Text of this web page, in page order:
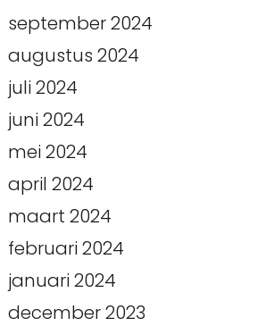
september 2024
augustus 2024
juli 2024
juni 2024
mei 2024
april 2024
maart 2024
februari 2024
januari 2024
december 2023